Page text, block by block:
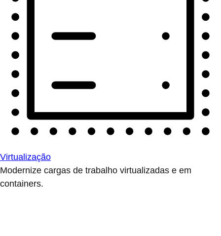
Virtualização
Modernize cargas de trabalho virtualizadas e em
containers.